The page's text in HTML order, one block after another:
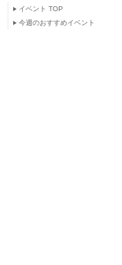
イベント TOP
今週のおすすめイベント